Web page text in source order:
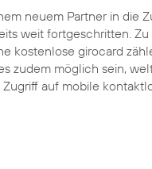
neuem Partner in die
weit fortgeschritten.
kostenlose girocard
zudem möglich sein,
auf mobile